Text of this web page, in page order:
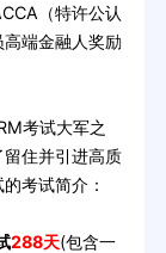
（特许公认
端金融人奖励
考试大军之
住并引进高质
考试简介：
288天(包含一